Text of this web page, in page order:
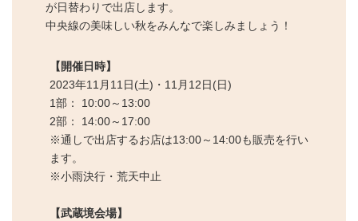
が日替わりで出店します。
中央線の美味しい秋をみんなで楽しみましょう！
【開催日時】
2023年11⽉11⽇(土)・11⽉12⽇(⽇)
1部： 10:00～13:00
2部： 14:00～17:00
※通しで出店するお店は13:00～14:00も販売を行い
ます。
※小雨決行・荒天中止
【武蔵境会場】